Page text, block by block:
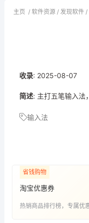
主页 / 软件资源 / 发现软件 /
收录: 2025-08-07
简述: 主打五笔输入法
输入法
省钱购物
淘宝优惠券
热销商品排行榜，专属优